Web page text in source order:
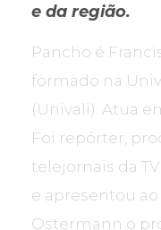
e da região.
Pancho é
formado na
(Univali). Atua
Foi repórter,
telejornais da
e apresentou
Ostermann o